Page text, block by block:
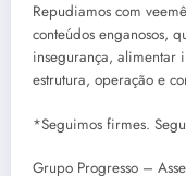
Repudiamos com
conteúdos enganosos,
insegurança, alimentar
estrutura, operação e
*Seguimos firmes.
Grupo Progresso –